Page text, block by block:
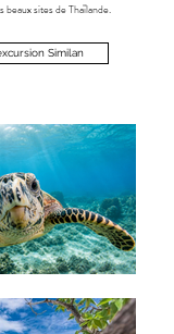
beaux sites de Thaïlande.
Similan